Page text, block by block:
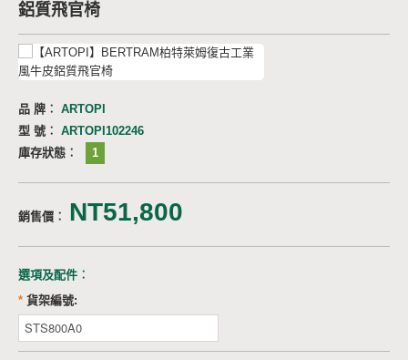
鋁質飛官椅
品 牌︰ ARTOPI
型 號︰ ARTOPI102246
庫存狀態︰
1
銷售價︰ NT51,800
選項及配件︰
* 貨架編號: